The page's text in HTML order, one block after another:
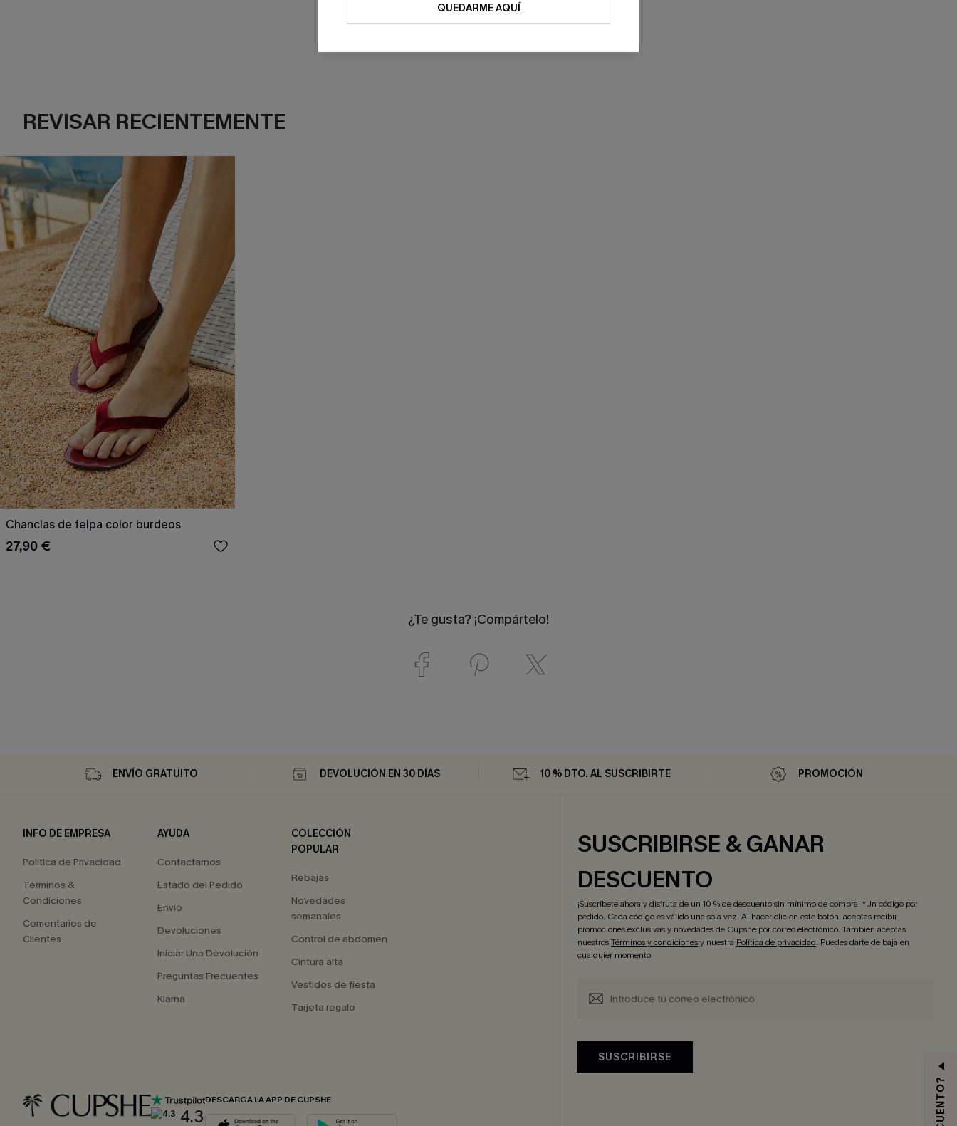
REVISAR RECIENTEMENTE
Chanclas de felpa color burdeos
27,90 €
¿Te gusta? ¡Compártelo!
QUEDARME AQUÍ
ENVÍO GRATUITO DEVOLUCIÓN EN 30 DÍAS 10 % DTO. AL SUSCRIBIRTE PROMOCIÓN
INFO DE EMPRESA
Política de Privacidad
Términos &
Condiciones
Comentarios de
Clientes
AYUDA
Contactarnos
Estado del Pedido
Envío
Devoluciones
Iniciar Una Devolución
Preguntas Frecuentes
Klarna
COLECCIÓN
POPULAR
Rebajas
Novedades
semanales
Control de abdomen
Cintura alta
Vestidos de fiesta
Tarjeta regalo
4.3
DESCARGA LA APP DE CUPSHE
SUSCRIBIRSE & GANAR
DESCUENTO
¡Suscríbete ahora y disfruta de un 10 % de descuento sin mínimo de compra! *Un código por
pedido. Cada código es válido una sola vez. Al hacer clic en este botón, aceptas recibir
promociones exclusivas y novedades de Cupshe por correo electrónico. También aceptas
nuestrosTérminos y condicionesy nuestra Política de privacidad. Puedes darte de baja en
cualquier momento.
SUSCRIBIRSE